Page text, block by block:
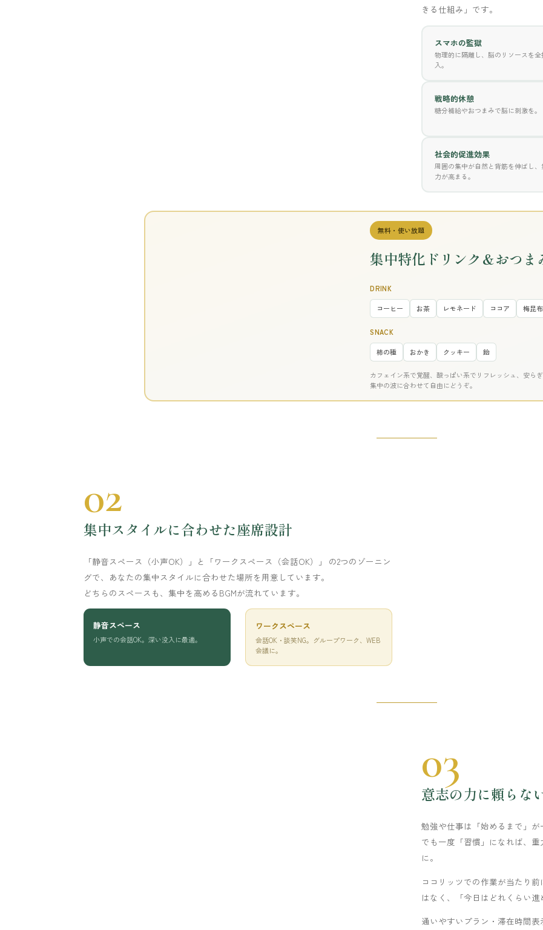
きる仕組み」です。
スマホの監獄
物理的に隔離し、脳のリソースを全
入。
戦略的休憩
糖分補給やおつまみで脳に刺激を。
社会的促進効果
周囲の集中が自然と背筋を伸ばし、
力が高まる。
無料・使い放題
集中特化ドリンク＆おつま
DRINK
コーヒー お茶 レモネード ココア 梅昆
SNACK
柿の種 おかき クッキー 飴
カフェイン系で覚醒、酸っぱい系でリフレッシュ、安らぎ
集中の波に合わせて自由にどうぞ。
02
集中スタイルに合わせた座席設計
「静音スペース（小声OK）」と「ワークスペース（会話OK）」 の2つのゾーニン
グで、あなたの集中スタイルに合わせた場所を用意しています。
どちらのスペースも、集中を高めるBGMが流れています。
静音スペース
小声での会話OK。深い没入に最適。
ワークスペース
会話OK・談笑NG。グループワーク、WEB
会議に。
03
意志の力に頼らな
勉強や仕事は「始めるまで」が
でも一度「習慣」になれば、
に。
ココリッツでの作業が当たり
はなく、「今日はどれくらい進
通いやすいプラン・滞在時間